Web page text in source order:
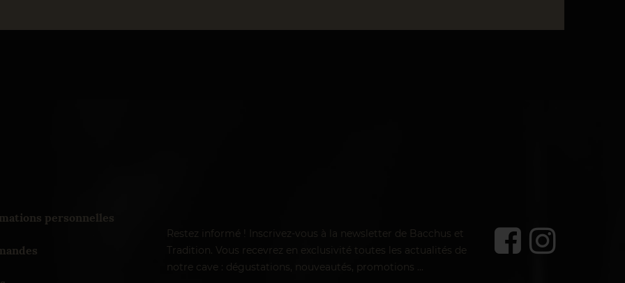
personnelles
Restez informé ! Inscrivez-vous à la newsletter de Bacchus et
Tradition. Vous recevrez en exclusivité toutes les actualités de
notre cave : dégustations, nouveautés, promotions ...